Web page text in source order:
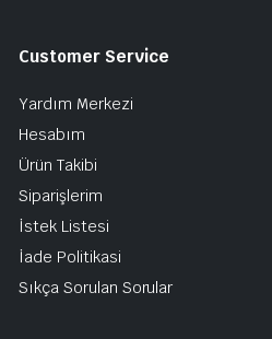
Customer Service
Yardım Merkezi
Hesabım
Ürün Takibi
Siparişlerim
İstek Listesi
İade Politikasi
Sıkça Sorulan Sorular